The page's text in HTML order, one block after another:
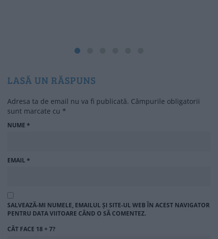
LASĂ UN RĂSPUNS
Adresa ta de email nu va fi publicată. Câmpurile obligatorii
sunt marcate cu *
NUME *
EMAIL*
SALVEAZĂ-MI NUMELE, EMAILUL ȘI SITE-UL WEB ÎN ACEST NAVIGATOR
PENTRU DATA VIITOARE CÂND O SĂ COMENTEZ.
CÂT FACE 18 + 7?